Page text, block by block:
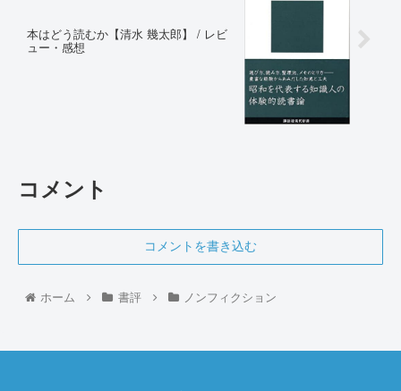
本はどう読むか【清水 幾太郎】 / レビ
ュー・感想
コメント
コメントを書き込む
ホーム 書評 ノンフィクション